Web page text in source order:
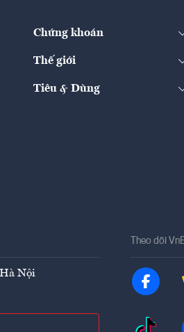
Chứng khoán
Thế giới
Tiêu & Dùng
Hà Nội
Theo dõi